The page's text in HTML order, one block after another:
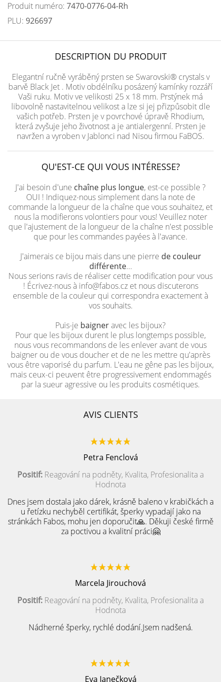
Produit numéro: 7470-0776-04-Rh
PLU: 926697
DESCRIPTION DU PRODUIT
Elegantní ručně vyráběný prsten se Swarovski® crystals v
barvě Black Jet . Motiv obdélníku posázený kamínky rozzáří
Vaši ruku. Motiv ve velikosti 25 x 18 mm. Prstýnek má
libovolně nastavitelnou velikost a lze si jej přizpůsobit dle
vašich potřeb. Prsten je v povrchové úpravě Rhodium,
která zvyšuje jeho životnost a je antialergenní. Prsten je
navržen a vyroben v Jablonci nad Nisou firmou FaBOS.
QU'EST-CE QUI VOUS INTÉRESSE?
J'ai besoin d'une chaîne plus longue, est-ce possible ?
OUI ! Indiquez-nous simplement dans la note de
commande la longueur de la chaîne que vous souhaitez, et
nous la modifierons volontiers pour vous! Veuillez noter
que l'ajustement de la longueur de la chaîne n'est possible
que pour les commandes payées à l'avance.
J'aimerais ce bijou mais dans une pierre de couleur
différente...
Nous serions ravis de réaliser cette modification pour vous
! Écrivez-nous à info@fabos.cz et nous discuterons
ensemble de la couleur qui correspondra exactement à
vos souhaits.
Puis-je baigneravec les bijoux?
Pour que les bijoux durent le plus longtemps possible,
nous vous recommandons de les enlever avant de vous
baigner ou de vous doucher et de ne les mettre qu'après
vous être vaporisé du parfum. L'eau ne gêne pas les bijoux,
mais ceux-ci peuvent être progressivement endommagés
par la sueur agressive ou les produits cosmétiques.
AVIS CLIENTS
Petra Fenclová
Positif: Reagování na podněty, Kvalita, Profesionalita a
Hodnota
Dnes jsem dostala jako dárek, krásně baleno v krabičkách a
u řetízku nechyběl certifikát, šperky vypadají jako na
stránkách Fabos, mohu jen doporučit🙏. Děkuji české firmě
za poctivou a kvalitní práci🤗
Marcela Jirouchová
Positif: Reagování na podněty, Kvalita, Profesionalita a
Hodnota
Nádherné šperky, rychlé dodání.Jsem nadšená.
Eva Janečková